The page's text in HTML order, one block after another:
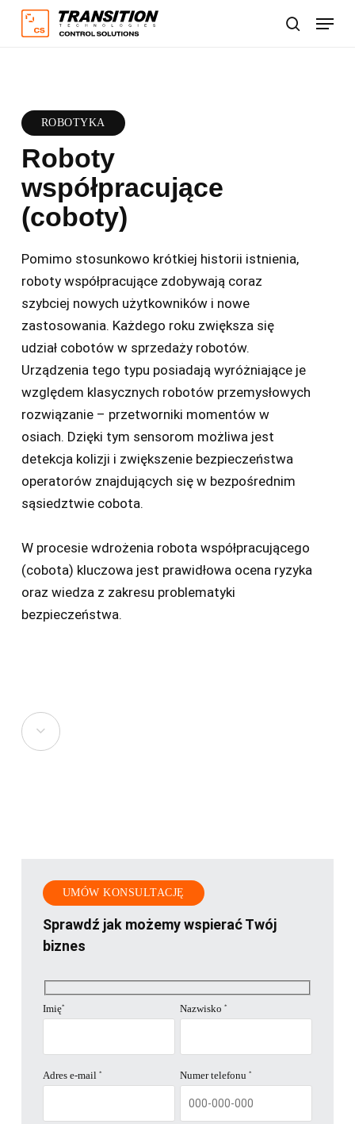
Skip
Szukaj
Menu
ROBOTYKA
Roboty
współpracujące
(coboty)
Pomimo stosunkowo krótkiej historii istnienia,
roboty współpracujące zdobywają coraz
szybciej nowych użytkowników i nowe
zastosowania. Każdego roku zwiększa się
udział cobotów w sprzedaży robotów.
Urządzenia tego typu posiadają wyróżniające je
względem klasycznych robotów przemysłowych
rozwiązanie – przetworniki momentów w
osiach. Dzięki tym sensorom możliwa jest
detekcja kolizji i zwiększenie bezpieczeństwa
operatorów znajdujących się w bezpośrednim
sąsiedztwie cobota.
W procesie wdrożenia robota współpracującego
(cobota) kluczowa jest prawidłowa ocena ryzyka
oraz wiedza z zakresu problematyki
bezpieczeństwa.
Navigate
section
UMÓW KONSULTACJĘ
Sprawdź jak możemy wspierać Twój
biznes
Imię* Nazwisko*
Adres e-mail * Numer telefonu*